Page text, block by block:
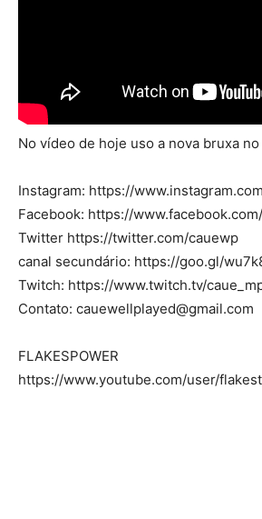
No vídeo de hoje uso a nova bruxa no
Instagram: https://
Facebook: https://
Twitter https://twitter.com/cauewp
canal secundário: https://goo.gl/
Twitch: https://www.twitch.tv/
Contato: cauewellplayed@gmail.com
FLAKESPOWER
https://www.youtube.com/user/